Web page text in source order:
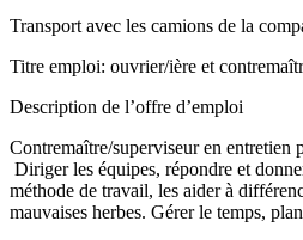
Transport avec les camions de la
Titre emploi: ouvrier/ière et
Description de l’offre d’emploi
Contremaître/superviseur en entretien
Diriger les équipes, répondre et
méthode de travail, les aider à
mauvaises herbes. Gérer le temps,